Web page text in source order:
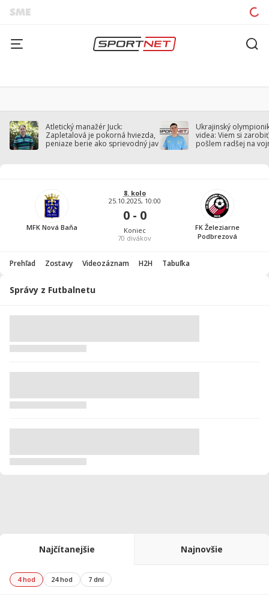
Atletický manažér Juck:
Zapletalová je pokorná hviezda,
peniaze berie ako sprievodný jav
Ukrajinský
videa: Viem si
pošlem radšej na
MFK Nová Baňa
8. kolo
25.10.2025, 10:00
0 - 0
Koniec
70 divákov
FK Železiarne
Podbrezová
Prehľad Zostavy Videozáznam H2H Tabuľka
Správy z Futbalnetu
Najčítanejšie Najnovšie
4 hod 24 hod 7 dní